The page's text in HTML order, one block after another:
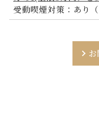
受動喫煙対策：あり